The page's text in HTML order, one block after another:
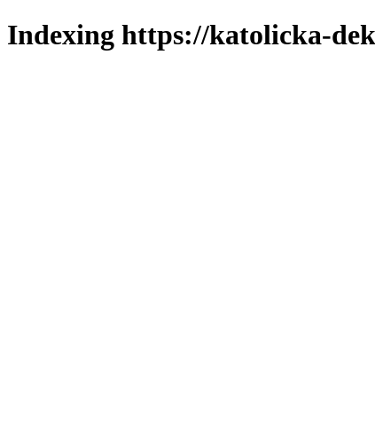
Indexing https://katolicka-